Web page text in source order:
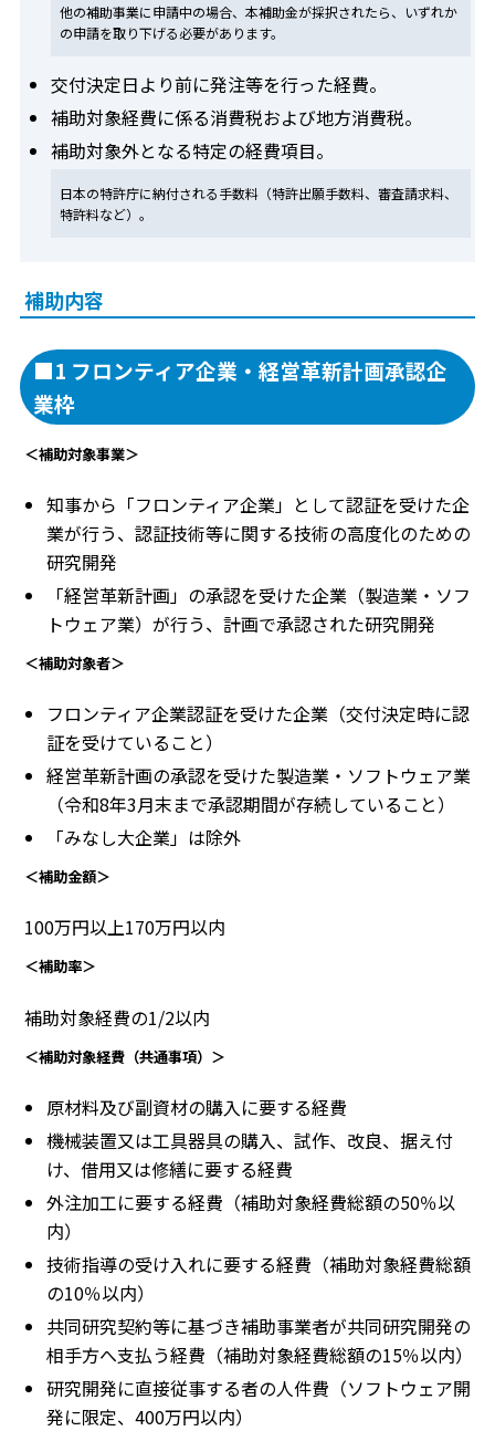
他の補助事業に申請中の場合、本補助金が採択されたら、いずれか
の申請を取り下げる必要があります。
交付決定日より前に発注等を行った経費。
補助対象経費に係る消費税および地方消費税。
補助対象外となる特定の経費項目。
日本の特許庁に納付される手数料（特許出願手数料、審査請求料、
特許料など）。
補助内容
■1 フロンティア企業・経営革新計画承認企
業枠
＜補助対象事業＞
知事から「フロンティア企業」として認証を受けた企
業が行う、認証技術等に関する技術の高度化のための
研究開発
「経営革新計画」の承認を受けた企業（製造業・ソフ
トウェア業）が行う、計画で承認された研究開発
＜補助対象者＞
フロンティア企業認証を受けた企業（交付決定時に認
証を受けていること）
経営革新計画の承認を受けた製造業・ソフトウェア業
（令和8年3月末まで承認期間が存続していること）
「みなし大企業」は除外
＜補助金額＞
100万円以上170万円以内
＜補助率＞
補助対象経費の1/2以内
＜補助対象経費（共通事項）＞
原材料及び副資材の購入に要する経費
機械装置又は工具器具の購入、試作、改良、据え付
け、借用又は修繕に要する経費
外注加工に要する経費（補助対象経費総額の50％以
内）
技術指導の受け入れに要する経費（補助対象経費総額
の10％以内）
共同研究契約等に基づき補助事業者が共同研究開発の
相手方へ支払う経費（補助対象経費総額の15％以内）
研究開発に直接従事する者の人件費（ソフトウェア開
発に限定、400万円以内）